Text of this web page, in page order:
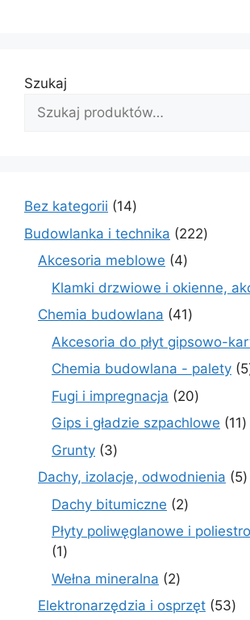
Szukaj
Bez kategorii 1414
produktów
Budowlanka i technika 222222
Akcesoria meblowe 44
produkty
Klamki drzwiowe i okienne,
Chemia budowlana 4141
Akcesoria do płyt gipsowo-
Chemia budowlana - palety 5
Fugi i impregnacja 2020
Gips i gładzie szpachlowe 1111
Grunty 33
produkty
Dachy, izolacje, odwodnienia 55
Dachy bitumiczne 22
produkty
Płyty poliwęglanowe i
11
produkt
Wełna mineralna 22
produkty
Elektronarzędzia i osprzęt 5353